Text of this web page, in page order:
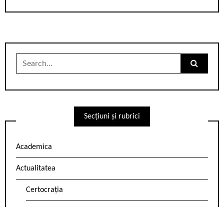
Search
Secțiuni și rubrici
Academica
Actualitatea
Certocrația